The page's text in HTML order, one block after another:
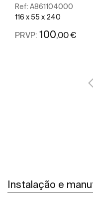
Ref: A861104000
116 x 55 x 240
PRVP: 100,00 €
Instalação e